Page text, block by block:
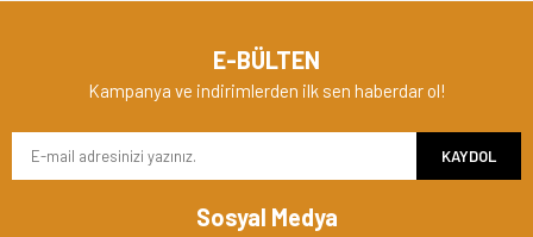
E-BÜLTEN
Kampanya ve indirimlerden ilk sen haberdar ol!
KAYDOL
Sosyal Medya